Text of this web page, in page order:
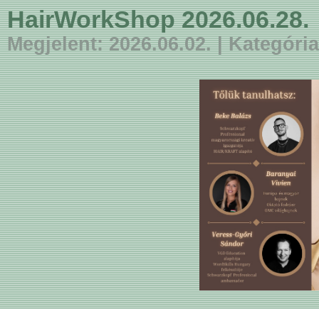
HairWorkShop 2026.06.28.
Megjelent: 2026.06.02. |